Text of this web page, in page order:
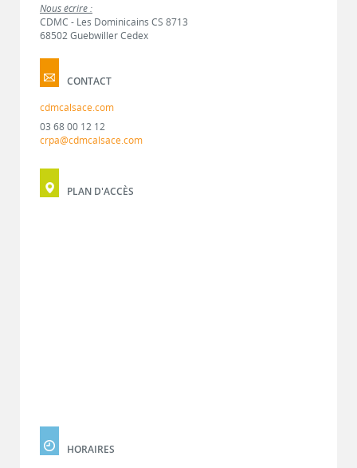
Nous écrire :
CDMC - Les Dominicains CS 8713
68502 Guebwiller Cedex
CONTACT
cdmcalsace.com
03 68 00 12 12
crpa@cdmcalsace.com
PLAN D'ACCÈS
HORAIRES